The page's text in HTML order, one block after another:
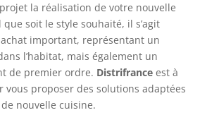
la réalisation de votre nouvelle
que soit le style souhaité, il s’agit
important, représentant un
l’habitat, mais également un
de premier ordre. Distrifranceest à
vous proposer des solutions adaptées
nouvelle cuisine.